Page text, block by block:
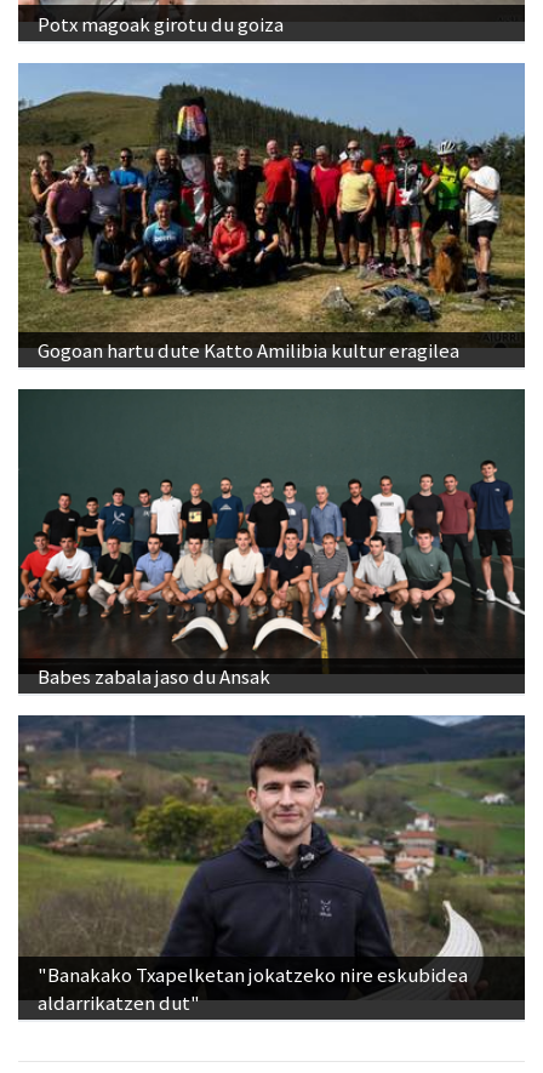
Potx magoak girotu du goiza
Gogoan hartu dute Katto Amilibia kultur eragilea
Babes zabala jaso du Ansak
"Banakako Txapelketan jokatzeko nire eskubidea
aldarrikatzen dut"